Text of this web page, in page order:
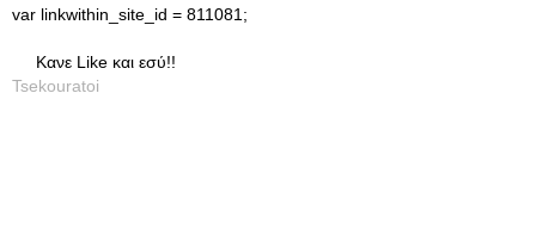
var linkwithin_site_id = 811081;
Κανε Like και εσύ!!
Tsekouratoi